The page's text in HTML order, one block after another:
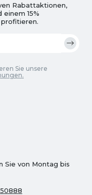
Sie von Montag bis
Rabattaktionen,
15%
Sie unsere